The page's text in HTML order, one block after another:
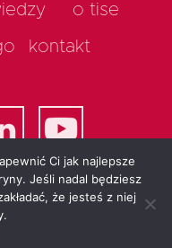
o tise
kontakt
Ci jak najlepsze
Jeśli nadal będziesz
że jesteś z niej